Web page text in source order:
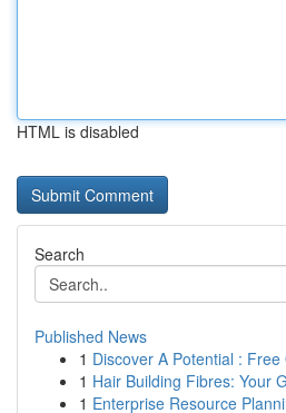
HTML is disabled
Search
Published News
1 Discover A Potential :
1 Hair Building Fibres: Your
1 Enterprise Resource